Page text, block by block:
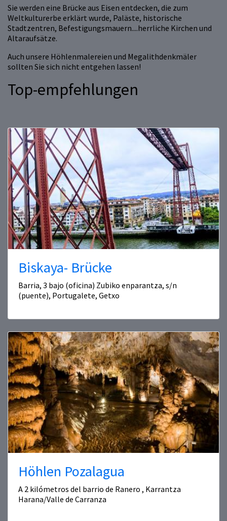
Sie werden eine Brücke aus Eisen entdecken, die zum
Weltkulturerbe erklärt wurde, Paläste, historische
Stadtzentren, Befestigungsmauern....herrliche Kirchen und
Altaraufsätze.
Auch unsere Höhlenmalereien und Megalithdenkmäler
sollten Sie sich nicht entgehen lassen!
Top-empfehlungen
Biskaya- Brücke
Barria, 3 bajo (oficina) Zubiko enparantza, s/n
(puente), Portugalete, Getxo
Höhlen Pozalagua
A 2 kilómetros del barrio de Ranero , Karrantza
Harana/Valle de Carranza